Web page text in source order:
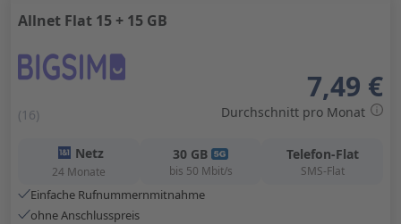
Allnet Flat 15 + 15 GB
(16)
7,49 €
Durchschnitt pro Monat
Netz
24 Monate
30 GB
bis 50 Mbit/s
Telefon-Flat
SMS-Flat
Einfache Rufnummernmitnahme
ohne Anschlusspreis